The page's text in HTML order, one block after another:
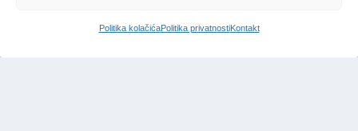
Politika kolačićaPolitika privatnostiKontakt